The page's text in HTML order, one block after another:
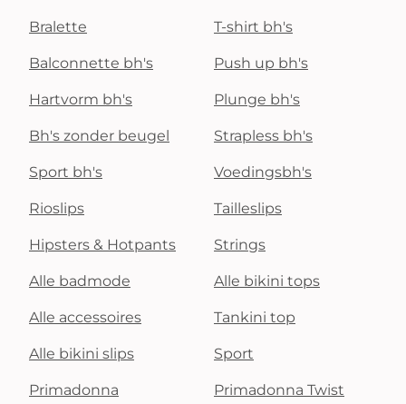
Bralette T-shirt bh's
Balconnette bh's Push up bh's
Hartvorm bh's Plunge bh's
Bh's zonder beugel Strapless bh's
Sport bh's Voedingsbh's
Rioslips Tailleslips
Hipsters & Hotpants Strings
Alle badmode Alle bikini tops
Alle accessoires Tankini top
Alle bikini slips Sport
Primadonna Primadonna Twist